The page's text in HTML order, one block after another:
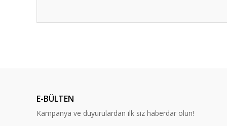
Ürün bilgilerinde hatalar bulunuyor.
Ürün fiyatı diğer sitelerden daha pahalı.
E-BÜLTEN
Kampanya ve duyurulardan ilk siz haberdar olun!